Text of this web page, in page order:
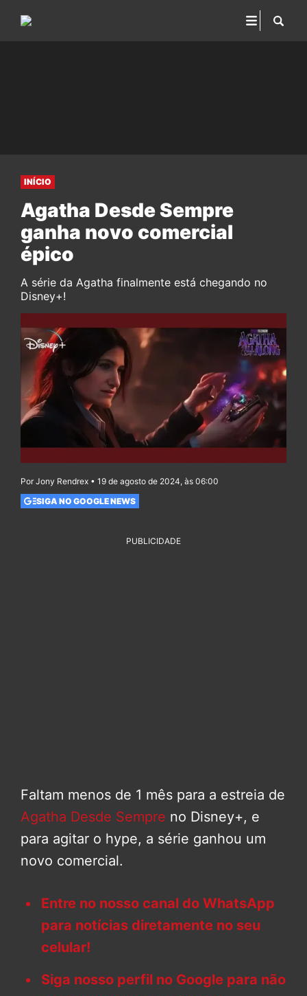
INÍCIO
Agatha Desde Sempre
ganha novo comercial
épico
A série da Agatha finalmente está chegando no
Disney+!
Por Jony Rendrex • 19 de agosto de 2024, às 06:00
SIGA NO GOOGLE NEWS
PUBLICIDADE
Faltam menos de 1 mês para a estreia de
Agatha Desde Sempre no Disney+, e
para agitar o hype, a série ganhou um
novo comercial.
Entre no nosso canal do WhatsApp
para notícias diretamente no seu
celular!
Siga nosso perfil no Google para não